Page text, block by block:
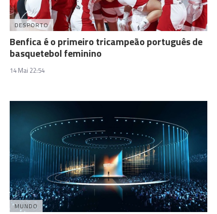
DESPORTO
Benfica é o primeiro tricampeão português de
basquetebol feminino
14 Mai 22:54
MUNDO